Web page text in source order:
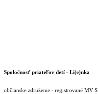
Spoločnosť priateľov detí - Li(e)nka
občianske združenie - registrované MV